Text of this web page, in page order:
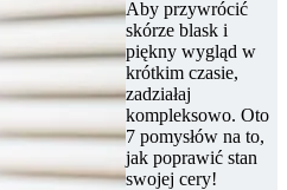
Aby przywrócić
skórze blask i
piękny wygląd w
krótkim czasie,
zadziałaj
kompleksowo. Oto
7 pomysłów na to,
jak poprawić stan
swojej cery!